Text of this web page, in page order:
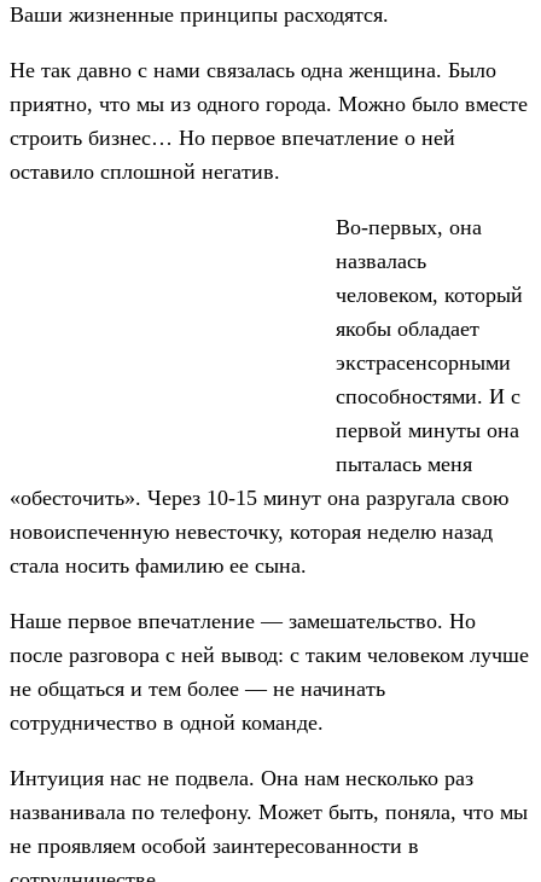
Ваши жизненные принципы расходятся.
Не так давно с нами связалась одна женщина. Было
приятно, что мы из одного города. Можно было вместе
строить бизнес… Но первое впечатление о ней
оставило сплошной негатив.
Во-первых, она
назвалась
человеком, который
якобы обладает
экстрасенсорными
способностями. И с
первой минуты она
пыталась меня
«обесточить». Через 10-15 минут она разругала свою
новоиспеченную невесточку, которая неделю назад
стала носить фамилию ее сына.
Наше первое впечатление — замешательство. Но
после разговора с ней вывод: с таким человеком лучше
не общаться и тем более — не начинать
сотрудничество в одной команде.
Интуиция нас не подвела. Она нам несколько раз
названивала по телефону. Может быть, поняла, что мы
не проявляем особой заинтересованности в